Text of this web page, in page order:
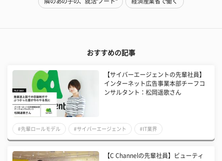
おすすめの記事
【サイバーエージェントの先輩社員】
インターネット広告事業本部チーフコ
ンサルタント：松岡遥歌さん
#先輩ロールモデル #サイバーエージェント #IT業界
【C Channelの先輩社員】ビューティ